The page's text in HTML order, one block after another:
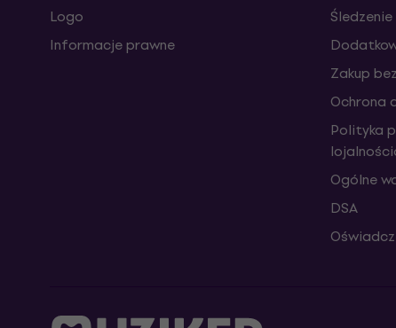
Logo
Informacje prawne
Śledzenie
Zakup
Ochrona
Polityka
Ogólne
DSA